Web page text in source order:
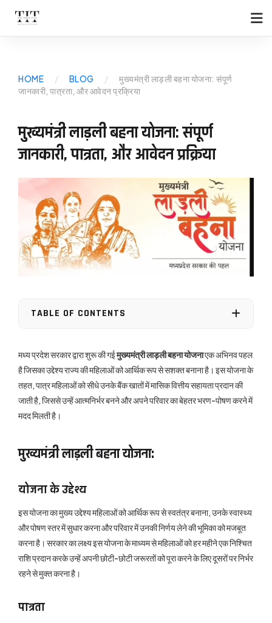
HOME / BLOG /
मुख्‍यमंत्री लाड़ली बहना योजना: संपूर्ण
जानकारी, पात्रता, और आवेदन प्रक्रिया
मुख्‍यमंत्री लाड़ली बहना योजना: संपूर्ण
जानकारी, पात्रता, और आवेदन प्रक्रिया
TABLE OF CONTENTS
मध्य प्रदेश सरकार द्वारा शुरू की गईमुख्‍यमंत्री लाड़ली बहना योजनाएक अभिनव पहल
है जिसका उद्देश्य राज्य की महिलाओं को आर्थिक रूप से सशक्त बनाना है। इस योजना के
तहत, पात्र महिलाओं को सीधे उनके बैंक खातों में मासिक वित्तीय सहायता प्रदान की
जाती है, जिससे उन्हें आत्मनिर्भर बनने और अपने परिवार का बेहतर भरण-पोषण करने में
मदद मिलती है।
मुख्‍यमंत्री लाड़ली बहना योजना:
योजना के उद्देश्य
इस योजना का मुख्य उद्देश्य महिलाओं को आर्थिक रूप से स्वतंत्र बनाना, उनके स्वास्थ्य
और पोषण स्तर में सुधार करना और परिवार में उनकी निर्णय लेने की भूमिका को मजबूत
करना है। सरकार का लक्ष्य इस योजना के माध्यम से महिलाओं को हर महीने एक निश्चित
राशि प्रदान करके उन्हें अपनी छोटी-छोटी जरूरतों को पूरा करने के लिए दूसरों पर निर्भर
रहने से मुक्त करना है।
पात्रता